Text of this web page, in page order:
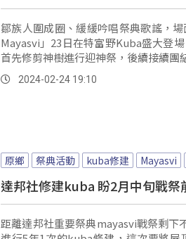
鄒族人圍成圈、緩緩吟唱祭典歌謠，
Mayasvi」23日在特富野Kuba盛大登
首先修剪神樹進行迎神祭，後續接續團
2024-02-24 19:10
原鄉 祭典活動 kuba修建 Mayasvi
達邦社修建kuba 盼2月中旬戰祭
距離達邦社重要祭典mayasvi戰祭剩下